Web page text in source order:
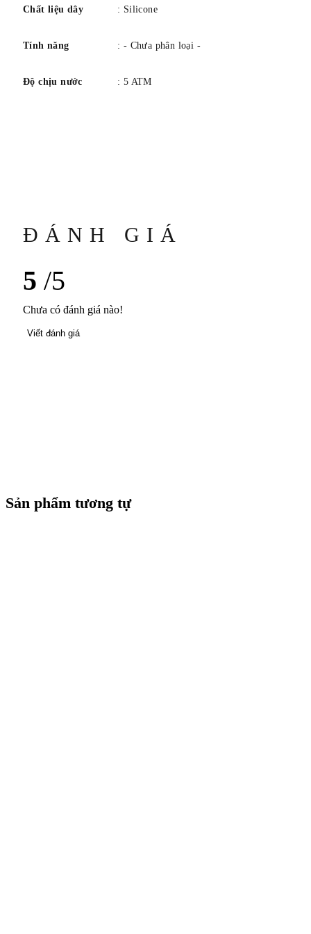
Chất liệu dây : Silicone
Tính năng : - Chưa phân loại -
Độ chịu nước : 5 ATM
ĐÁNH GIÁ
5 /5
Chưa có đánh giá nào!
Viết đánh giá
Sản phẩm tương tự